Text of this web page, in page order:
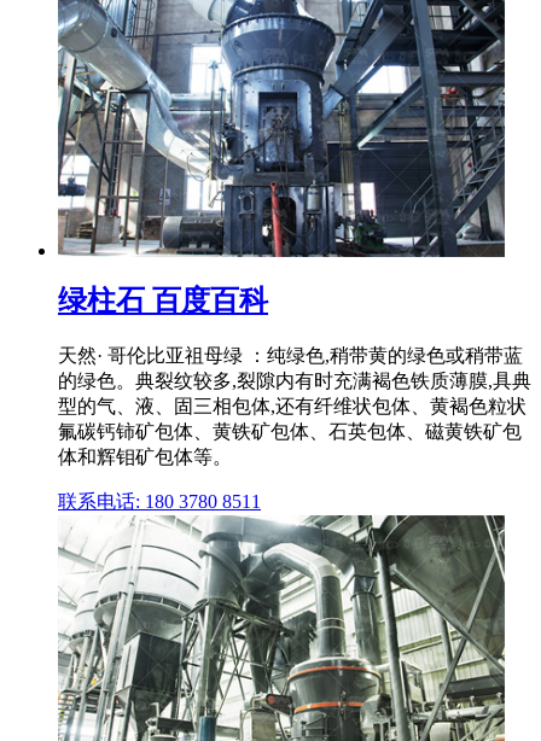
绿柱石 百度百科
天然· 哥伦比亚祖母绿 ：纯绿色,稍带黄的绿色或稍带蓝
的绿色。典裂纹较多,裂隙内有时充满褐色铁质薄膜,具典
型的气、液、固三相包体,还有纤维状包体、黄褐色粒状
氟碳钙铈矿包体、黄铁矿包体、石英包体、磁黄铁矿包
体和辉钼矿包体等。
联系电话: 180 3780 8511